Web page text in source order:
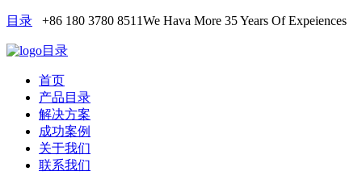
目录 +86 180 3780 8511We Hava More 35 Years Of Expeiences
目录
首页
产品目录
解决方案
成功案例
关于我们
联系我们